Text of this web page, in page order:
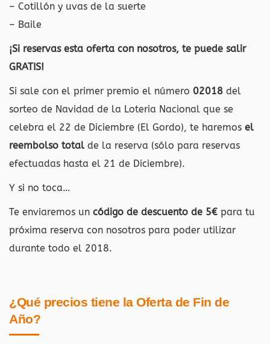
– Cotillón y uvas de la suerte
– Baile
¡Si reservas esta oferta con nosotros, te puede salir
GRATIS!
Si sale con el primer premio el número 02018 del
sorteo de Navidad de la Loteria Nacional que se
celebra el 22 de Diciembre (El Gordo), te haremos el
reembolso total de la reserva (sólo para reservas
efectuadas hasta el 21 de Diciembre).
Y si no toca…
Te enviaremos un código de descuento de 5€ para tu
próxima reserva con nosotros para poder utilizar
durante todo el 2018.
¿Qué precios tiene la Oferta de Fin de
Año?